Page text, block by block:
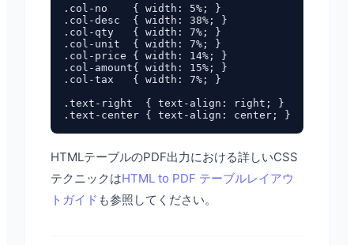
.col-no    { width: 5%; }
.col-desc  { width: 38%; }
.col-qty   { width: 7%; }
.col-unit  { width: 7%; }
.col-price { width: 14%; }
.col-amount{ width: 15%; }
.col-tax   { width: 7%; }
.text-right  { text-align: right; }
HTMLテーブルのPDF出力における詳しいCSS
テクニックはHTML to PDF テーブルレイアウ
トガイド も参照してください。